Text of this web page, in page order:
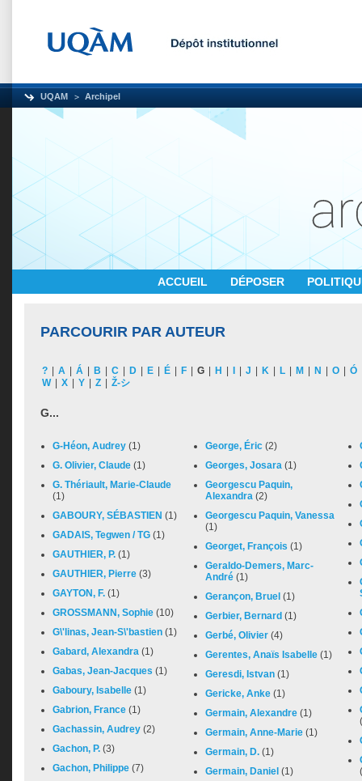
UQAM Archipel
ACCUEIL DÉPOSER
PARCOURIR PAR AUTEUR
? A Á B C D E É F G H J K L M N O Ó
W
X Y Z Ž-シ
G...
G-Héon, Audrey (1)
G. Olivier, Claude (1)
G. Thériault, Marie-Claude
(1)
GABOURY, SÉBASTIEN (1)
GADAIS, Tegwen / TG (1)
GAUTHIER, P. (1)
GAUTHIER, Pierre (3)
GAYTON, F. (1)
GROSSMANN, Sophie (10)
G\'linas, Jean-S\'bastien (1)
Gabard, Alexandra (1)
Gabas, Jean-Jacques (1)
Gaboury, Isabelle (1)
Gabrion, France (1)
Gachassin, Audrey (2)
Gachon, P. (3)
Gachon, Philippe (7)
George, Éric (2)
Georges, Josara (1)
Georgescu Paquin,
Alexandra (2)
Georgescu Paquin, Vanessa
(1)
Georget, François (1)
Geraldo-Demers, Marc-
André (1)
Gerançon, Bruel (1)
Gerbier, Bernard (1)
Gerbé, Olivier (4)
Gerentes, Anaïs Isabelle (1)
Geresdi, Istvan (1)
Gericke, Anke (1)
Germain, Alexandre (1)
Germain, Anne-Marie (1)
Germain, D. (1)
Germain, Daniel (1)